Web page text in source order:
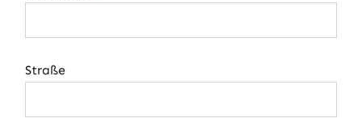
Straße